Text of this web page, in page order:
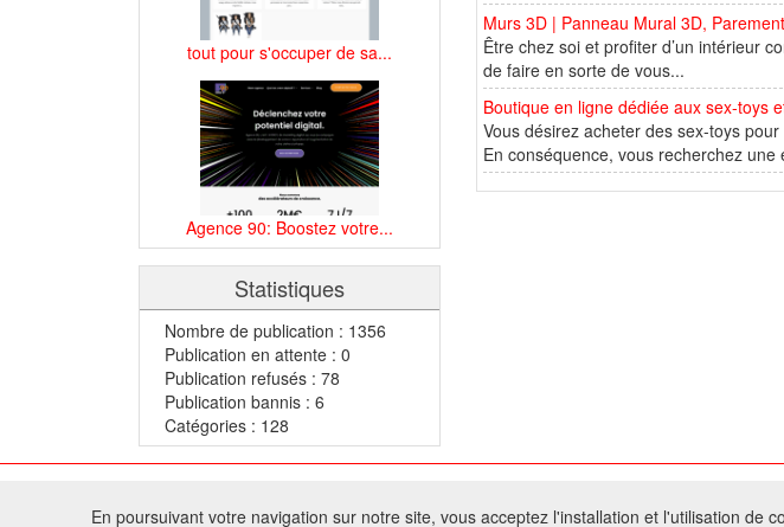
tout pour s'occuper de sa...
Agence 90: Boostez votre...
Statistiques
Nombre de publication : 1356
Publication en attente : 0
Publication refusés : 78
Publication bannis : 6
Catégories : 128
Murs 3D | Panneau Mural 3D,
Être chez soi et profiter d’un intérieur
de faire en sorte de vous...
Boutique en ligne dédiée aux sex-toys
Vous désirez acheter des sex-toys
En conséquence, vous recherchez une
Tous droits réservés - Toute reproduction du contenu de
En poursuivant votre navigation sur notre site, vous acceptez l'installation et l'utilisation de